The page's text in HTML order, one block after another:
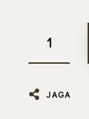
JAGA